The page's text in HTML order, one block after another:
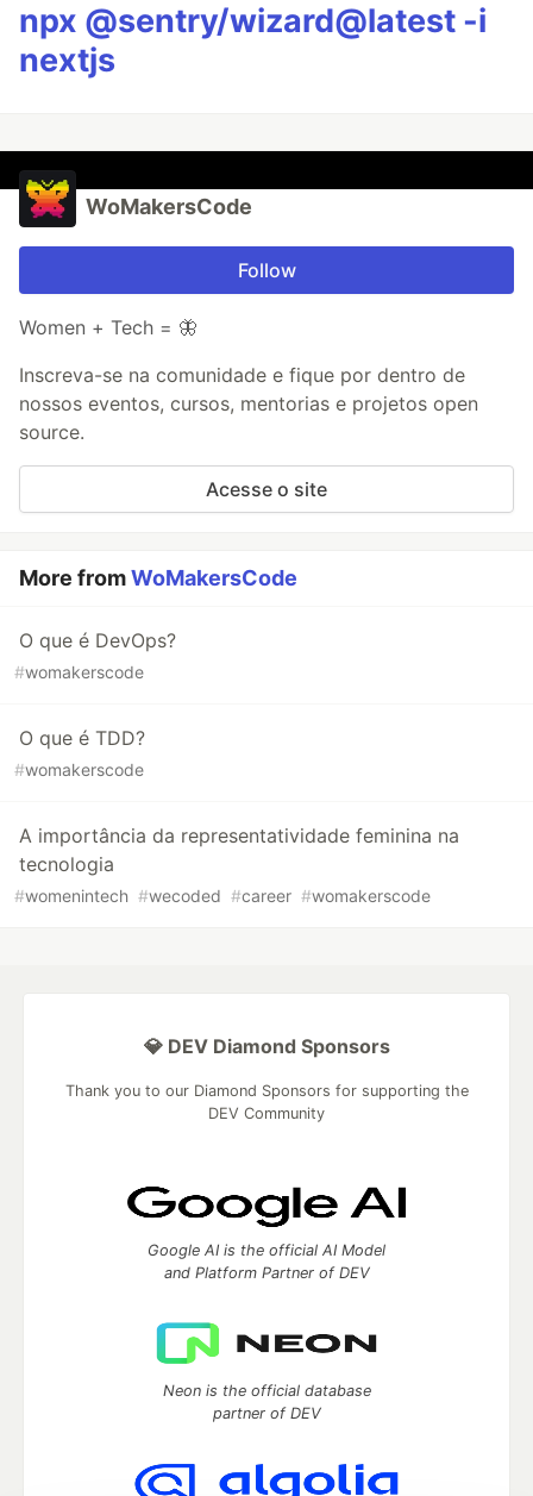
npx @sentry/wizard@latest -i
nextjs
WoMakersCode
Follow
Women + Tech = 🦋
Inscreva-se na comunidade e fique por dentro de
nossos eventos, cursos, mentorias e projetos open
source.
Acesse o site
More fromWoMakersCode
O que é DevOps?
#womakerscode
O que é TDD?
#womakerscode
A importância da representatividade feminina na
tecnologia
#womenintech #wecoded #career #womakerscode
💎 DEV Diamond Sponsors
Thank you to our Diamond Sponsors for supporting the
DEV Community
Google AI is the official AI Model
and Platform Partner of DEV
Neon is the official database
partner of DEV